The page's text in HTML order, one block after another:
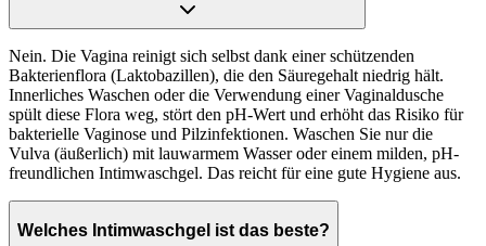
Nein. Die Vagina reinigt sich selbst dank einer schützenden
Bakterienflora (Laktobazillen), die den Säuregehalt niedrig hält.
Innerliches Waschen oder die Verwendung einer Vaginaldusche
spült diese Flora weg, stört den pH-Wert und erhöht das Risiko für
bakterielle Vaginose und Pilzinfektionen. Waschen Sie nur die
Vulva (äußerlich) mit lauwarmem Wasser oder einem milden, pH-
freundlichen Intimwaschgel. Das reicht für eine gute Hygiene aus.
Welches Intimwaschgel ist das beste?